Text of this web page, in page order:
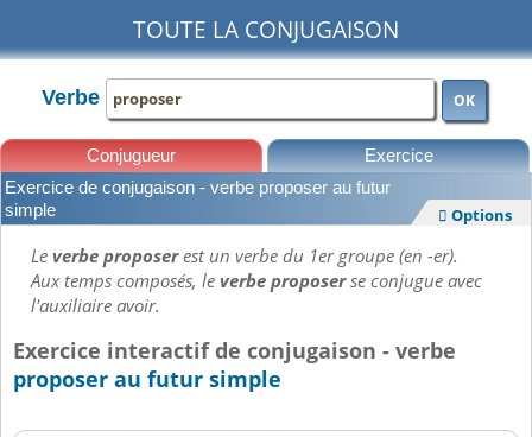
TOUTE LA CONJUGAISON
Verbe OK
Conjugueur Exercice
Exercice de conjugaison - verbe proposer au futur
simple
 Options
Leverbe proposerest un verbe du 1er groupe (en -er).
Aux temps composés, leverbe proposerse conjugue avec
l'auxiliaire avoir.
Exercice interactif de conjugaison - verbe
proposer au futur simple